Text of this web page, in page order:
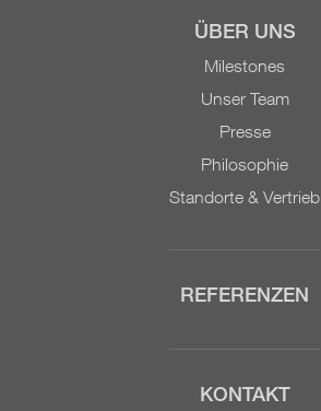
ÜBER UNS
Milestones
Unser Team
Presse
Philosophie
Standorte & Vertrieb
REFERENZEN
KONTAKT